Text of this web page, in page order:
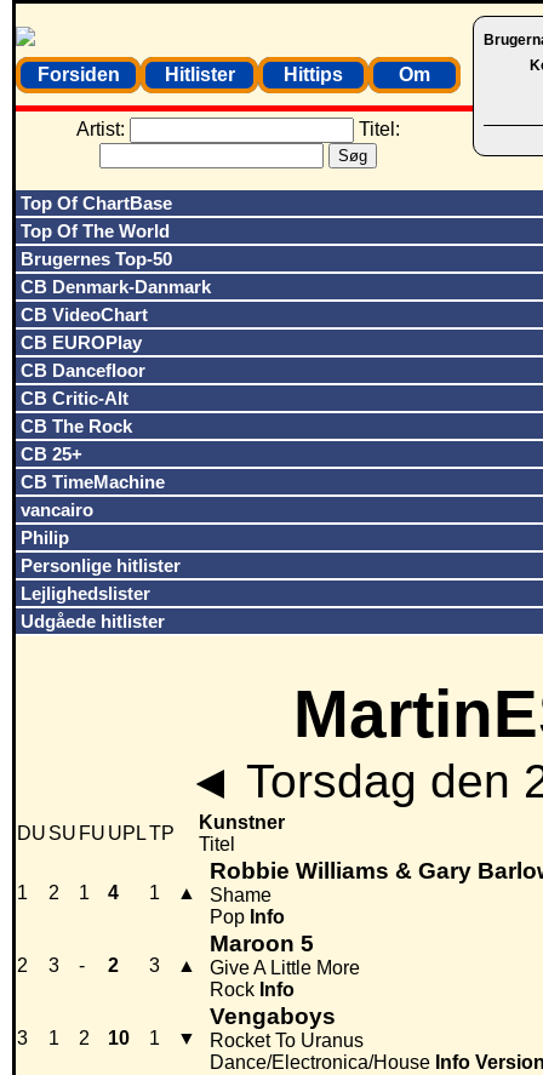
Forsiden Hitlister Hittips Om
Artist: Titel:
Top Of ChartBase
Top Of The World
Brugernes Top-50
CB Denmark-Danmark
CB VideoChart
CB EUROPlay
CB Dancefloor
CB Critic-Alt
CB The Rock
CB 25+
CB TimeMachine
vancairo
Philip
Personlige hitlister
Lejlighedslister
Udgåede hitlister
◄ Torsdag den
DU SU FU UPLTP
Kunstner
Titel
1 2 1 4 1 ▲
Robbie Williams & Gary
Shame
Pop Info
2 3 - 2 3 ▲
Maroon 5
Give A Little More
Rock Info
3 1 2 10 1 ▼
Vengaboys
Rocket To Uranus
Dance/Electronica/House Info